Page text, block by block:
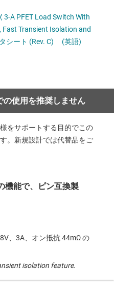
3-A PFET Load Switch With
Fast Transient Isolation and
シート (Rev. C)
(英語)
の使用を推奨しません
をサポートする目的でこの
。新規設計では代替品をご
機能で、ピン互換製
、3A、オン抵抗 44mΩ の
isolation feature.